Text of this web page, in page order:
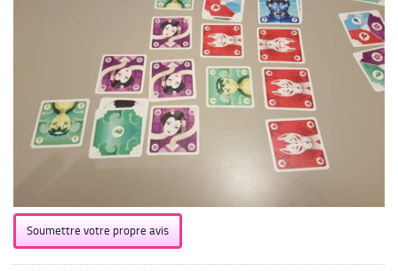
Soumettre votre propre avis